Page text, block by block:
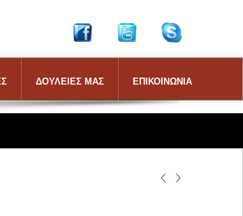
ΔΟΥΛΕΙΕΣ ΜΑΣ ΕΠΙΚΟΙΝΩΝΙΑ